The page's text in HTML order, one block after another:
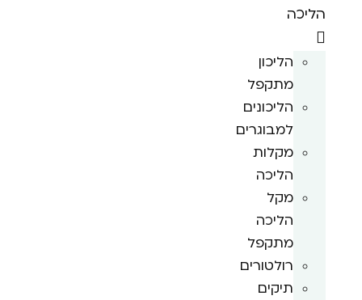
הליכה
הליכון
מתקפל
הליכונים
למבוגרים
מקלות
הליכה
מקל
הליכה
מתקפל
רולטורים
תיקים